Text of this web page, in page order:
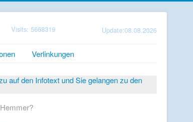
Visits: 5668319 Update:08.08.2026
Verlinkungen
auf den Infotext und Sie gelangen zu den